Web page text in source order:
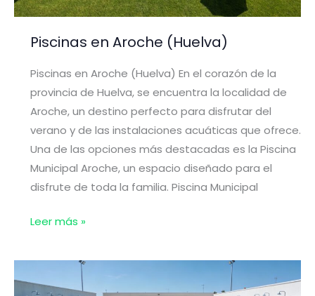
Piscinas en Aroche (Huelva)
Piscinas en Aroche (Huelva) En el corazón de la
provincia de Huelva, se encuentra la localidad de
Aroche, un destino perfecto para disfrutar del
verano y de las instalaciones acuáticas que ofrece.
Una de las opciones más destacadas es la Piscina
Municipal Aroche, un espacio diseñado para el
disfrute de toda la familia. Piscina Municipal
Piscinas
Aroche
Leer más »